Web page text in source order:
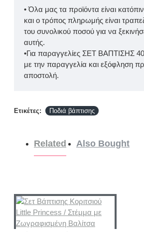
• Όλα μας τα προϊόντα είναι
και ο τρόπος πληρωμής είναι
του συνολικού ποσού για να
αυτής.
•Για παραγγελίες ΣΕΤ ΒΑΠΤΙΣΗΣ
με την παραγγελία και εξόφληση
αποστολή.
Ετικέτες: Ποδιά βάπτισης
Related Also Bought